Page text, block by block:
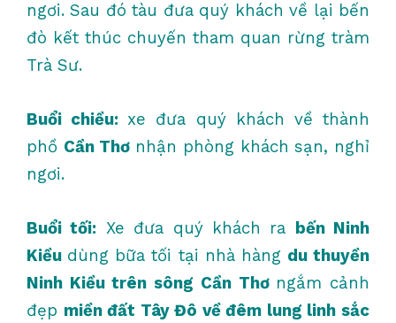
ngơi. Sau đó tàu đưa quý khách về lại bến
đò kết thúc chuyến tham quan rừng tràm
Trà Sư.
Buổi chiều:xe đưa quý khách về thành
phồ Cần Thơ nhận phòng khách sạn, nghỉ
ngơi.
Buổi tối: Xe đưa quý khách ra
bến Ninh
Kiều dùng bữa tối tại nhà hàng du thuyền
Ninh Kiều trên sông Cần Thơ ngắm cảnh
đẹp miền đất Tây Đô về đêm lung linh sắc